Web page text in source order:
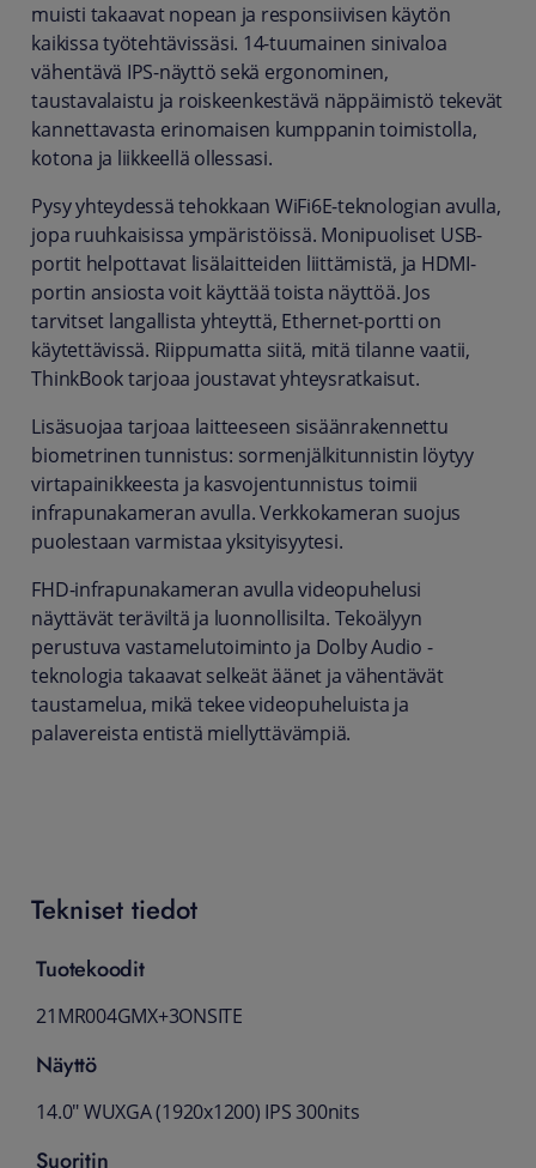
muisti takaavat nopean ja responsiivisen käytön
kaikissa työtehtävissäsi. 14-tuumainen sinivaloa
vähentävä IPS-näyttö sekä ergonominen,
taustavalaistu ja roiskeenkestävä näppäimistö tekevät
kannettavasta erinomaisen kumppanin toimistolla,
kotona ja liikkeellä ollessasi.
Pysy yhteydessä tehokkaan WiFi6E-teknologian avulla,
jopa ruuhkaisissa ympäristöissä. Monipuoliset USB-
portit helpottavat lisälaitteiden liittämistä, ja HDMI-
portin ansiosta voit käyttää toista näyttöä. Jos
tarvitset langallista yhteyttä, Ethernet-portti on
käytettävissä. Riippumatta siitä, mitä tilanne vaatii,
ThinkBook tarjoaa joustavat yhteysratkaisut.
Lisäsuojaa tarjoaa laitteeseen sisäänrakennettu
biometrinen tunnistus: sormenjälkitunnistin löytyy
virtapainikkeesta ja kasvojentunnistus toimii
infrapunakameran avulla. Verkkokameran suojus
puolestaan varmistaa yksityisyytesi.
FHD-infrapunakameran avulla videopuhelusi
näyttävät teräviltä ja luonnollisilta. Tekoälyyn
perustuva vastamelutoiminto ja Dolby Audio -
teknologia takaavat selkeät äänet ja vähentävät
taustamelua, mikä tekee videopuheluista ja
palavereista entistä miellyttävämpiä.
Tekniset tiedot
Tuotekoodit
21MR004GMX+3ONSITE
Näyttö
14.0" WUXGA (1920x1200) IPS 300nits
Suoritin